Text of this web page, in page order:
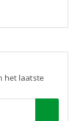
het laatste